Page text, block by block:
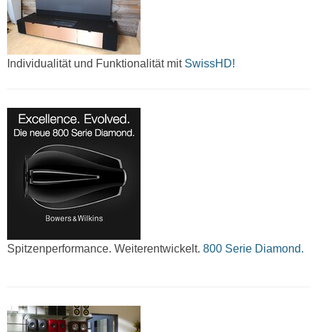
Individualität und Funktionalität mitSwissHD!
Spitzenperformance. Weiterentwickelt. 800 Serie Diamond.